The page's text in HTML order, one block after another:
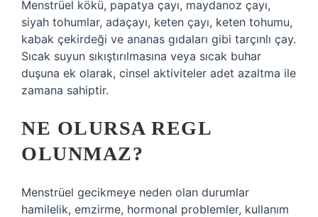
Menstrüel kökü, papatya çayı, maydanoz çayı,
siyah tohumlar, adaçayı, keten çayı, keten tohumu,
kabak çekirdeği ve ananas gıdaları gibi tarçınlı çay.
Sıcak suyun sıkıştırılmasına veya sıcak buhar
duşuna ek olarak, cinsel aktiviteler adet azaltma ile
zamana sahiptir.
NE OLURSA REGL
OLUNMAZ?
Menstrüel gecikmeye neden olan durumlar
hamilelik, emzirme, hormonal problemler, kullanım